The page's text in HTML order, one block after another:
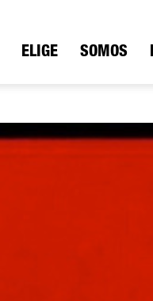
ELIGE SOMOS